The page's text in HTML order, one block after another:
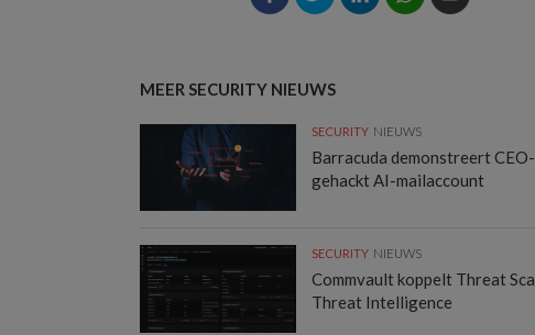
MEER SECURITY NIEUWS
SECURITY NIEUWS
Barracuda demonstreert
gehackt AI-mailaccount
SECURITY NIEUWS
Commvault koppelt Threat
Threat Intelligence